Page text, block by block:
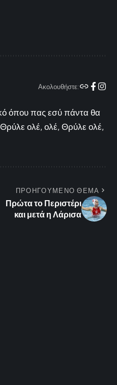
Ακολουθήστε:
όπου πας εσύ πάντα θα
ολέ, ολέ, Θρύλε ολέ,
ΠΡΟΗΓΟΥΜΕΝΟ ΘΕΜΑ
Πρώτα το Περιστέρι
και μετά η Λάρισα